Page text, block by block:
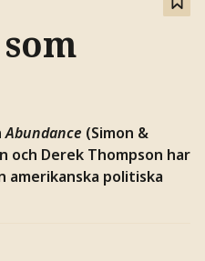
Abundance (Simon &
och Derek Thompson har
politiska